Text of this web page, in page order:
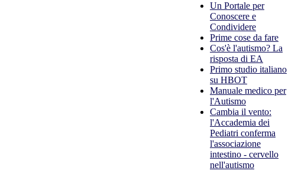
Un Portale per
Conoscere e
Condividere
Prime cose da fare
Cos'è l'autismo? La
risposta di EA
Primo studio italiano
su HBOT
Manuale medico per
l'Autismo
Cambia il vento:
l'Accademia dei
Pediatri conferma
l'associazione
intestino - cervello
nell'autismo